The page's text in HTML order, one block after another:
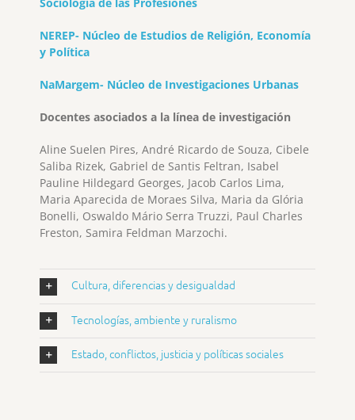
NEREP- Núcleo de Estudios de Religión, Economía
y Política
NaMargem- Núcleo de Investigaciones Urbanas
Docentes asociados a la línea de investigación
Aline Suelen Pires, André Ricardo de Souza, Cibele
Saliba Rizek, Gabriel de Santis Feltran, Isabel
Pauline Hildegard Georges, Jacob Carlos Lima,
Maria Aparecida de Moraes Silva, Maria da Glória
Bonelli, Oswaldo Mário Serra Truzzi, Paul Charles
Freston, Samira Feldman Marzochi.
Cultura, diferencias y desigualdad
Tecnologías, ambiente y ruralismo
Estado, conflictos, justicia y políticas sociales